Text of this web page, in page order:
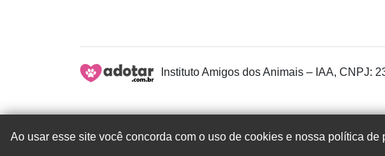
Instituto Amigos dos Animais – IAA, CNPJ:
Ao usar esse site você concorda com o uso de cookies e nossa política de